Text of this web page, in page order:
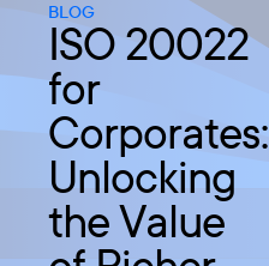
BLOG
ISO 20022
for
Corporates:
Unlocking
the Value